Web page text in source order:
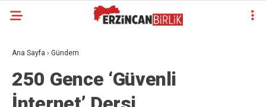
Ana Sayfa › Gündem
250 Gence ‘Güvenli